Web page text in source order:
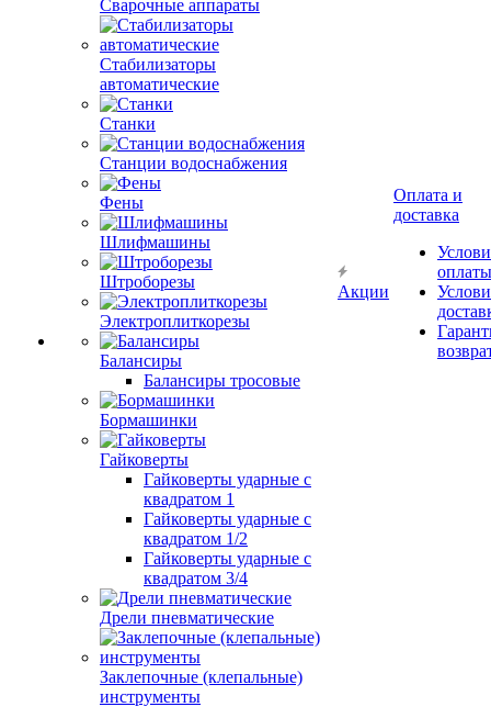
Сварочные аппараты
Стабилизаторы
автоматические
Станки
Станции водоснабжения
Фены
Шлифмашины
Штроборезы
Электроплиткорезы
Балансиры
Балансиры тросовые
Бормашинки
Гайковерты
Гайковерты ударные с
квадратом 1
Гайковерты ударные с
квадратом 1/2
Гайковерты ударные с
квадратом 3/4
Дрели пневматические
Заклепочные (клепальные)
инструменты
Акции
Оплата и
доставка
оплаты